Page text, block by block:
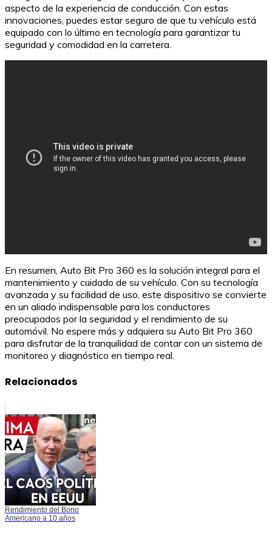
aspecto de la experiencia de conducción. Con estas
innovaciones, puedes estar seguro de que tu vehículo está
equipado con lo último en tecnología para garantizar tu
seguridad y comodidad en la carretera.
En resumen, Auto Bit Pro 360 es la solución integral para el
mantenimiento y cuidado de su vehículo. Con su tecnología
avanzada y su facilidad de uso, este dispositivo se convierte
en un aliado indispensable para los conductores
preocupados por la seguridad y el rendimiento de su
automóvil. No espere más y adquiera su Auto Bit Pro 360
para disfrutar de la tranquilidad de contar con un sistema de
monitoreo y diagnóstico en tiempo real.
Relacionados
Rendimiento del Bono
Americano a 10 años